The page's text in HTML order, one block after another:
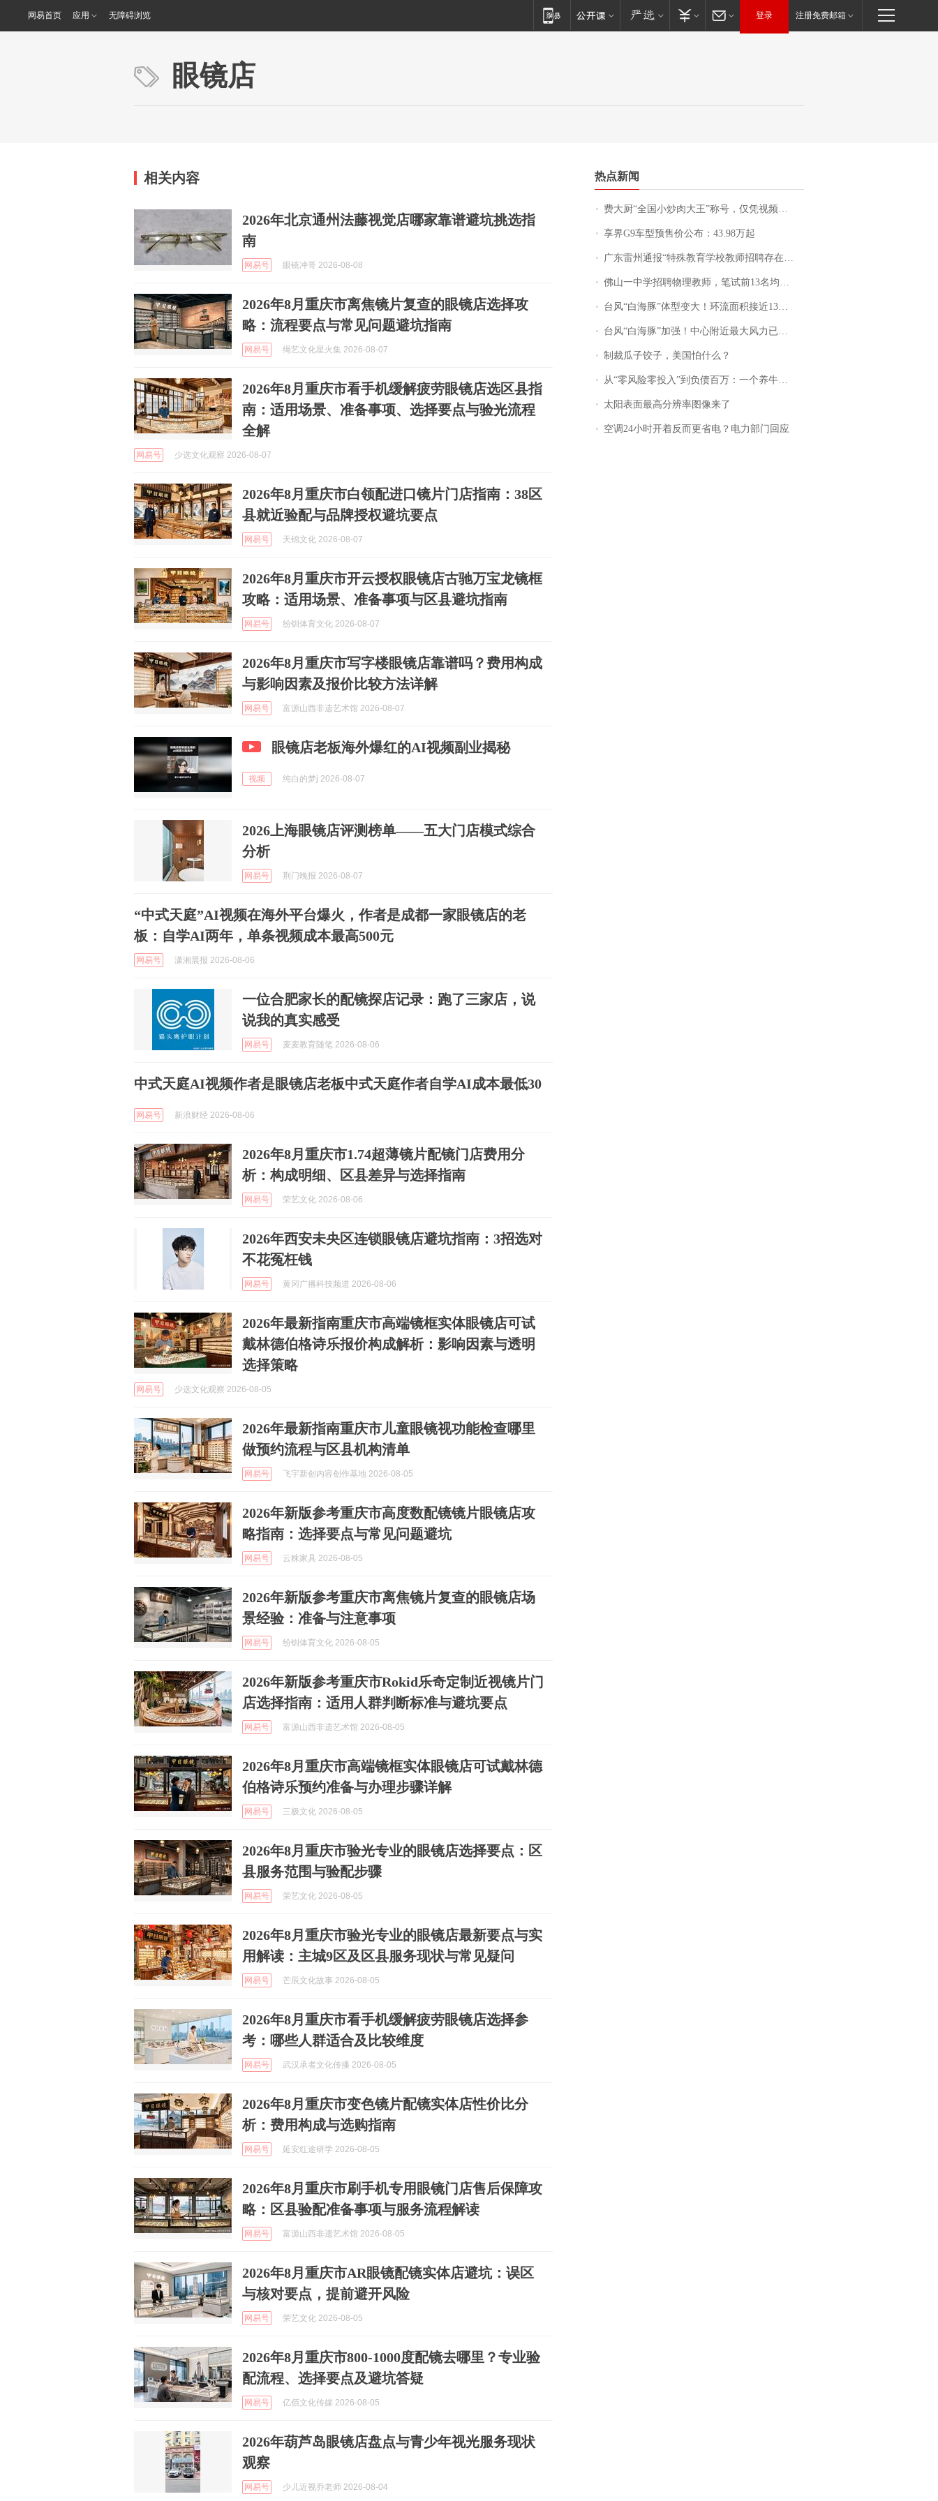
网易首页 应用 无障碍浏览 登录 注册免费邮箱
眼镜店
相关内容
2026年北京通州法藤视觉店哪家靠谱避坑挑选指
南
网易号 眼镜冲哥 2026-08-08
2026年8月重庆市离焦镜片复查的眼镜店选择攻
略：流程要点与常见问题避坑指南
网易号 绳艺文化星火集 2026-08-07
2026年8月重庆市看手机缓解疲劳眼镜店选区县指
南：适用场景、准备事项、选择要点与验光流程
全解
网易号 少选文化观察 2026-08-07
2026年8月重庆市白领配进口镜片门店指南：38区
县就近验配与品牌授权避坑要点
网易号 天锦文化 2026-08-07
2026年8月重庆市开云授权眼镜店古驰万宝龙镜框
攻略：适用场景、准备事项与区县避坑指南
网易号 纷钏体育文化 2026-08-07
2026年8月重庆市写字楼眼镜店靠谱吗？费用构成
与影响因素及报价比较方法详解
网易号 富源山西非遗艺术馆 2026-08-07
眼镜店老板海外爆红的AI视频副业揭秘
视频 纯白的梦j 2026-08-07
2026上海眼镜店评测榜单——五大门店模式综合
分析
网易号 荆门晚报 2026-08-07
“中式天庭”AI视频在海外平台爆火，作者是成都一家眼镜店的老
板：自学AI两年，单条视频成本最高500元
网易号 潇湘晨报 2026-08-06
一位合肥家长的配镜探店记录：跑了三家店，说
说我的真实感受
网易号 麦麦教育随笔 2026-08-06
中式天庭AI视频作者是眼镜店老板中式天庭作者自学AI成本最低30
网易号 新浪财经 2026-08-06
2026年8月重庆市1.74超薄镜片配镜门店费用分
析：构成明细、区县差异与选择指南
网易号 荣艺文化 2026-08-06
2026年西安未央区连锁眼镜店避坑指南：3招选对
不花冤枉钱
网易号 黄冈广播科技频道 2026-08-06
2026年最新指南重庆市高端镜框实体眼镜店可试
戴林德伯格诗乐报价构成解析：影响因素与透明
选择策略
网易号 少选文化观察 2026-08-05
2026年最新指南重庆市儿童眼镜视功能检查哪里
做预约流程与区县机构清单
网易号 飞宇新创内容创作基地 2026-08-05
2026年新版参考重庆市高度数配镜镜片眼镜店攻
略指南：选择要点与常见问题避坑
网易号 云株家具 2026-08-05
2026年新版参考重庆市离焦镜片复查的眼镜店场
景经验：准备与注意事项
网易号 纷钏体育文化 2026-08-05
2026年新版参考重庆市Rokid乐奇定制近视镜片门
店选择指南：适用人群判断标准与避坑要点
网易号 富源山西非遗艺术馆 2026-08-05
2026年8月重庆市高端镜框实体眼镜店可试戴林德
伯格诗乐预约准备与办理步骤详解
网易号 三极文化 2026-08-05
2026年8月重庆市验光专业的眼镜店选择要点：区
县服务范围与验配步骤
网易号 荣艺文化 2026-08-05
2026年8月重庆市验光专业的眼镜店最新要点与实
用解读：主城9区及区县服务现状与常见疑问
网易号 芒辰文化故事 2026-08-05
2026年8月重庆市看手机缓解疲劳眼镜店选择参
考：哪些人群适合及比较维度
网易号 武汉承者文化传播 2026-08-05
2026年8月重庆市变色镜片配镜实体店性价比分
析：费用构成与选购指南
网易号 延安红途研学 2026-08-05
2026年8月重庆市刷手机专用眼镜门店售后保障攻
略：区县验配准备事项与服务流程解读
网易号 富源山西非遗艺术馆 2026-08-05
2026年8月重庆市AR眼镜配镜实体店避坑：误区
与核对要点，提前避开风险
网易号 荣艺文化 2026-08-05
2026年8月重庆市800‑1000度配镜去哪里？专业验
配流程、选择要点及避坑答疑
网易号 亿佰文化传媒 2026-08-05
2026年葫芦岛眼镜店盘点与青少年视光服务现状
观察
网易号 少儿近视乔老师 2026-08-04
热点新闻
费大厨“全国小炒肉大王”称号，仅凭视频评出？中国烹饪协会回应
享界G9车型预售价公布：43.98万起
广东雷州通报“特殊教育学校教师招聘存在违规行为”：已启动问责程序 副校长被停职
佛山一中学招聘物理教师，笔试前13名均遭淘汰？教育局：已叫停招聘，成立调查组全面核查
台风“白海豚”体型变大！环流面积接近13个浙江那么大
台风“白海豚”加强！中心附近最大风力已达15级 最新研判
制裁瓜子饺子，美国怕什么？
从“零风险零投入”到负债百万：一个养牛项目崩盘后，谁该为农户的贷款买单丨红星调查
太阳表面最高分辨率图像来了
空调24小时开着反而更省电？电力部门回应